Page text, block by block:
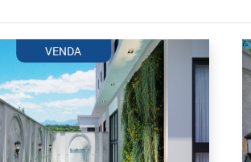
VENDA